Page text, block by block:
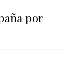
por